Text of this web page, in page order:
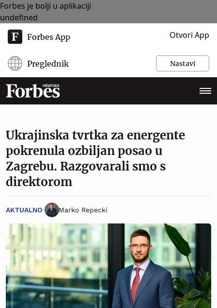
Forbes je bolji u aplikaciji
undefined
Forbes App Otvori App
Preglednik Nastavi
Ukrajinska tvrtka za energente
pokrenula ozbiljan posao u
Zagrebu. Razgovarali smo s
direktorom
AKTUALNO Marko Repecki